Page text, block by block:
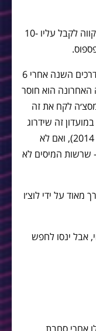
– יחפש קבוצה אחרת. בארסה מקווה לקבל עליו 10-
– עוד אניגמה. מסצ׳ה בצומת דרכים השנה אחרי 6
האחרונה הוא חוסר
לקח את זה
זה שידרוג
שכר (לא קיבל מאז ההארכה האחרונה ב 2014), ואם לא
שרשות המיסים לא
על ידי לוצ׳ו
אבל ינסו לחפש
אחרי סחבת